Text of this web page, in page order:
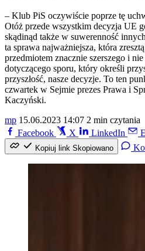
– Klub PiS oczywiście poprze tę
Otóż przede wszystkim decyzja UE
skądinąd także w suwerenność
ta sprawa najważniejsza, która
przedmiotem znacznie szerszego i
dotyczącego sporu, który określi
przyszłość, nasze decyzje. To ten
czwartek w Sejmie prezes Prawa i
Kaczyński.
mp 15.06.2023 14:07 2 min czytania
Facebook
X LinkedIn
Kopiuj link Skopiowano